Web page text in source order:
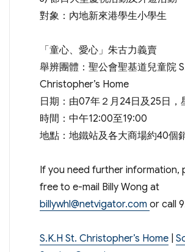
對象：內地新來港學生小學生
「童心、愛心」朱古力義賣
舉辨團體：聖公會聖基道兒童院
Christopher’s Home
日期：由07年２月24日及25日，
時間：中午12:00至19:00
地點：地鐵站及各大商場約40個
If you need further information,
free to e-mail Billy Wong at
billywhl@netvigator.com or call
S.K.H St. Christopher’s Home|